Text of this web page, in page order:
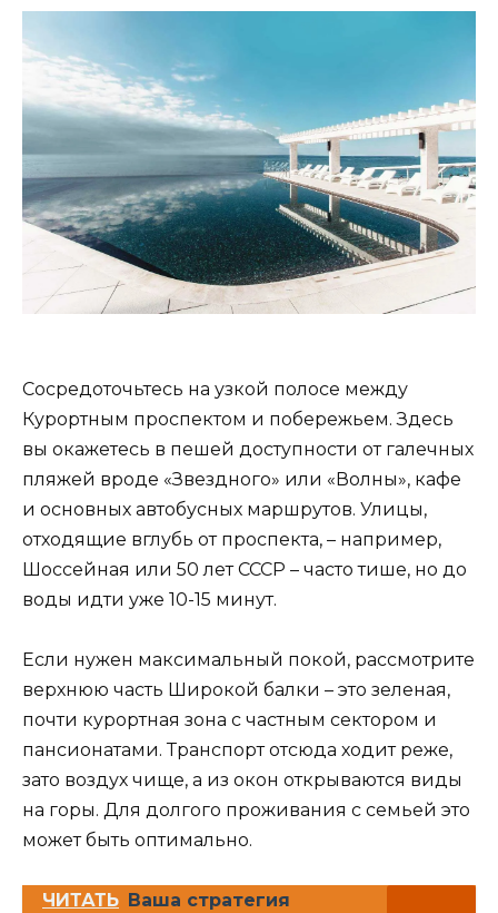
Сосредоточьтесь на узкой полосе между
Курортным проспектом и побережьем. Здесь
вы окажетесь в пешей доступности от галечных
пляжей вроде «Звездного» или «Волны», кафе
и основных автобусных маршрутов. Улицы,
отходящие вглубь от проспекта, – например,
Шоссейная или 50 лет СССР – часто тише, но до
воды идти уже 10-15 минут.
Если нужен максимальный покой, рассмотрите
верхнюю часть Широкой балки – это зеленая,
почти курортная зона с частным сектором и
пансионатами. Транспорт отсюда ходит реже,
зато воздух чище, а из окон открываются виды
на горы. Для долгого проживания с семьей это
может быть оптимально.
ЧИТАТЬ Ваша стратегия